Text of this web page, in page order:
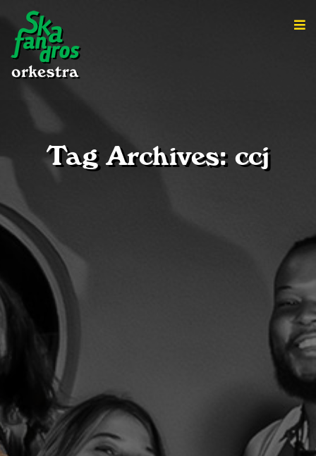
Tag Archives: ccj